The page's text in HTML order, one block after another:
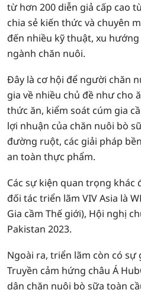
từ hơn 200 diễn giả cấp cao
chia sẻ kiến ​​thức và chuyên
đến nhiều kỹ thuật, xu
ngành chăn nuôi.
Đây là cơ hội để người chăn
gia về nhiều chủ đề như cho
thức ăn, kiểm soát cúm gia
lợi nhuận của chăn nuôi bò
đường ruột, các giải pháp
an toàn thực phẩm.
Các sự kiện quan trọng khác
đối tác triển lãm VIV Asia là
Gia cầm Thế giới), Hội nghị
Pakistan 2023.
Ngoài ra, triển lãm còn có sự
Truyền cảm hứng châu Á
dân chăn nuôi bò sữa toàn